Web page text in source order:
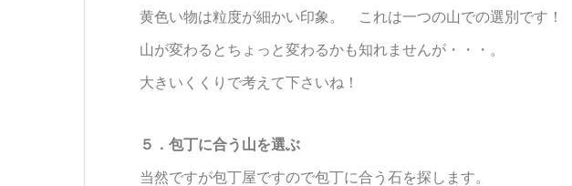
黄色い物は粒度が細かい印象。 これは一つの山での選別です！
山が変わるとちょっと変わるかも知れませんが・・・。
大きいくくりで考えて下さいね！
５．包丁に合う山を選ぶ
当然ですが包丁屋ですので包丁に合う石を探します。